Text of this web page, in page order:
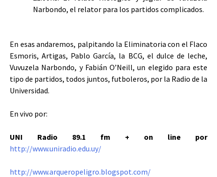
Narbondo, el relator para los partidos complicados.
En esas andaremos, palpitando la Eliminatoria con el Flaco
Esmoris, Artigas, Pablo García, la BCG, el dulce de leche,
Vuvuzela Narbondo, y Fabián O’Neill, un elegido para este
tipo de partidos, todos juntos, futboleros, por la Radio de la
Universidad.
En vivo por:
UNI Radio 89.1 fm + on line por
http://www.uniradio.edu.uy/
http://www.arqueropeligro.blogspot.com/